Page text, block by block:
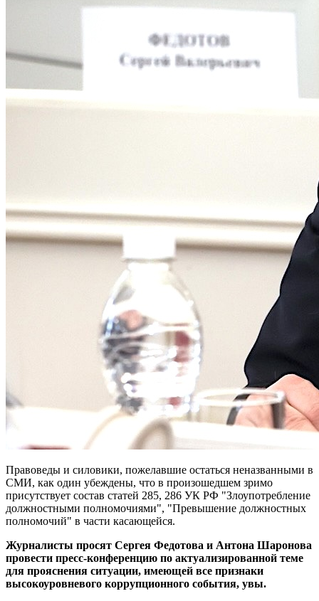
Правоведы и силовики, пожелавшие остаться неназванными в
СМИ, как один убеждены, что в произошедшем зримо
присутствует состав статей 285, 286 УК РФ "Злоупотребление
должностными полномочиями", "Превышение должностных
полномочий" в части касающейся.
Журналисты просят Сергея Федотова и Антона Шаронова
провести пресс-конференцию по актуализированной теме
для прояснения ситуации, имеющей все признаки
высокоуровневого коррупционного события, увы.